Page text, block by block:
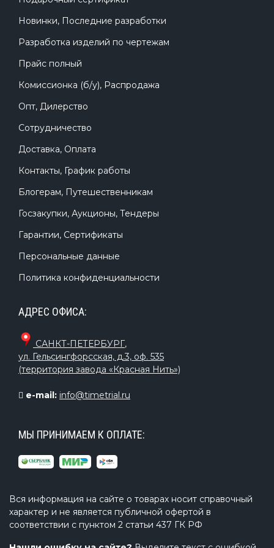
Новинки, Последние разработки
Разработка изделий по чертежам
Прайс полный
Комиссионка (б/у), Распродажа
Опт, Дилерство
Сотрудничество
Доставка, Оплата
Контакты, График работы
Блогерам, Путешественникам
Госзакупки, Аукционы, Тендеры
Гарантии, Сертификаты
Персональные данные
Политика конфиденциальности
АДРЕС ОФИСА:
САНКТ-ПЕТЕРБУРГ,
ул. Гельсингфорсская, д.3, оф. 535
(территория завода «Красная Нить»)
e-mail: info@timetrial.ru
МЫ ПРИНИМАЕМ К ОПЛАТЕ:
Вся информация на сайте о товарах носит справочный
характер и не является публичной офертой в
соответствии с пунктом 2 статьи 437 ГК РФ